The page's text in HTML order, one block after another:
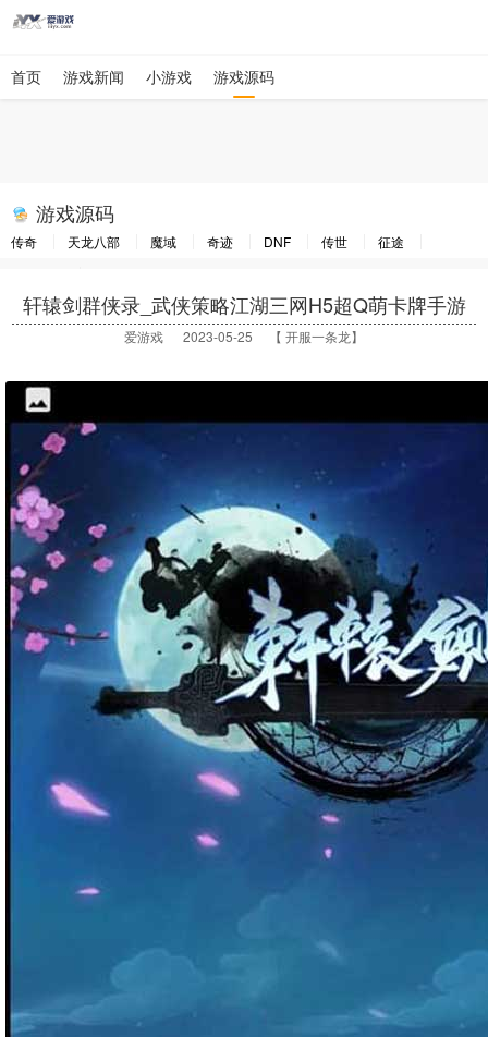
首页 游戏新闻 小游戏 游戏源码
游戏源码
传奇 天龙八部 魔域 奇迹 DNF 传世
征途
轩辕剑群侠录_武侠策略江湖三网H5超Q萌卡牌手游
爱游戏 2023-05-25 【 开服一条龙】